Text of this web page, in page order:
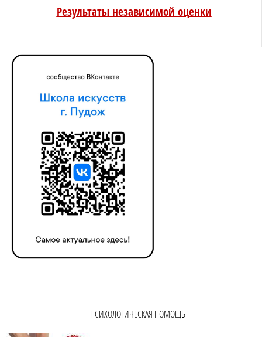
Результаты независимой оценки
ПСИХОЛОГИЧЕСКАЯ ПОМОЩЬ